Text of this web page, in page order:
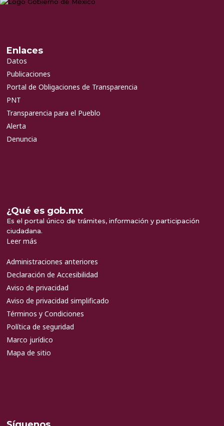
Enlaces
Datos
Publicaciones
Portal de Obligaciones de Transparencia
PNT
Transparencia para el Pueblo
Alerta
Denuncia
¿Qué es gob.mx
Es el portal único de trámites, información y participación
ciudadana.
Leer más
Administraciones anteriores
Declaración de Accesibilidad
Aviso de privacidad
Aviso de privacidad simplificado
Términos y Condiciones
Política de seguridad
Marco jurídico
Mapa de sitio